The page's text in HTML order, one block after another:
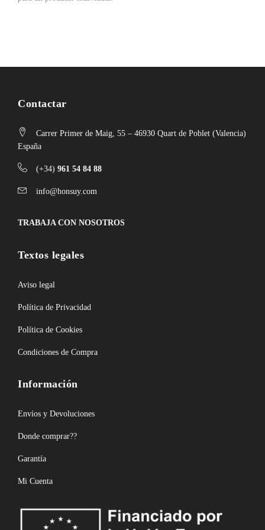
El tambor pertenece a los instrumentos de percusión incluyéndose
Contactar
Carrer Primer de Maig, 55 – 46930 Quart de Poblet (Valencia)
España
(+34) 961 54 84 88
info@honsuy.com
TRABAJA CON NOSOTROS
Textos legales
Aviso legal
Política de Privacidad
Política de Cookies
Condiciones de Compra
Información
Envíos y Devoluciones
Donde comprar??
Garantía
Mi Cuenta